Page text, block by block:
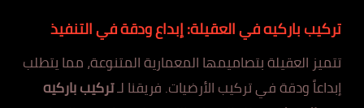
تركيب باركيه في العقيلة: إبداع ودقة في التنفيذ
تتميز العقيلة بتصاميمها المعمارية المتنوعة، مما يتطلب
إبداعاً ودقة في تركيب الأرضيات. فريقنا لـتركيب باركيه